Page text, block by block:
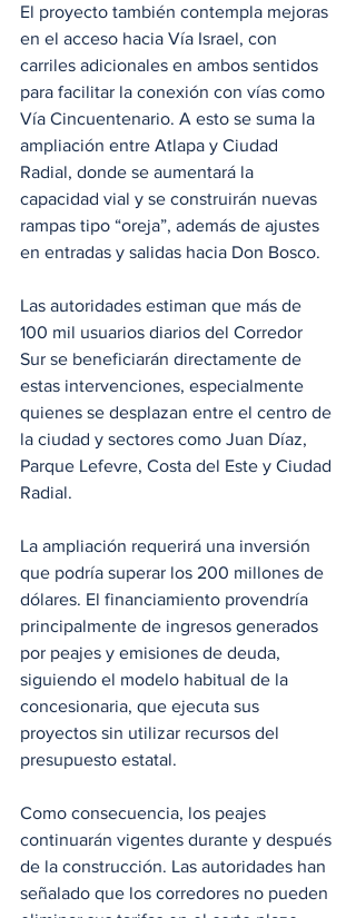
El proyecto también contempla mejoras
en el acceso hacia Vía Israel, con
carriles adicionales en ambos sentidos
para facilitar la conexión con vías como
Vía Cincuentenario. A esto se suma la
ampliación entre Atlapa y Ciudad
Radial, donde se aumentará la
capacidad vial y se construirán nuevas
rampas tipo “oreja”, además de ajustes
en entradas y salidas hacia Don Bosco.
Las autoridades estiman que más de
100 mil usuarios diarios del Corredor
Sur se beneficiarán directamente de
estas intervenciones, especialmente
quienes se desplazan entre el centro de
la ciudad y sectores como Juan Díaz,
Parque Lefevre, Costa del Este y Ciudad
Radial.
La ampliación requerirá una inversión
que podría superar los 200 millones de
dólares. El financiamiento provendría
principalmente de ingresos generados
por peajes y emisiones de deuda,
siguiendo el modelo habitual de la
concesionaria, que ejecuta sus
proyectos sin utilizar recursos del
presupuesto estatal.
Como consecuencia, los peajes
continuarán vigentes durante y después
de la construcción. Las autoridades han
señalado que los corredores no pueden